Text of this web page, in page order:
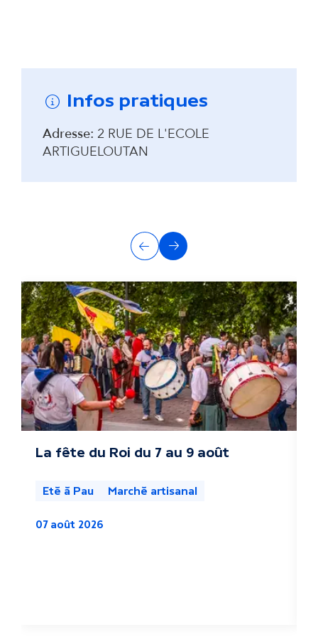
Infos pratiques
Adresse: 2 RUE DE L'ECOLE
ARTIGUELOUTAN
u
t
r
e
s
a
PrécédentSuivant
La fête du Roi du 7 au 9 août
Eté à Pau Marché artisanal
07 août 2026